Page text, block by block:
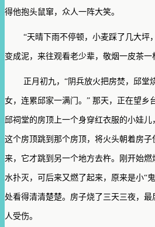
得他抱头鼠窜，众人一阵大笑。
“天晴下雨不停顿，小麦踩了几大坪
变成泥，来往观看老少辈，敬烟一皮茶一
正月初九，“阴兵放火把房焚，邱堂
女，连累邱家一满门。” 那天，正在望乡
邱祠堂的房顶上一个身穿红衣服的小娃
这个房顶跳到那个房顶，将火头朝着房
来，它才跳到另一个地方去杵。刚开始燃
水扑灭，可后来又燃了起来，原来是小“
处看得清清楚楚。房子烧了三天三夜，
人受伤。